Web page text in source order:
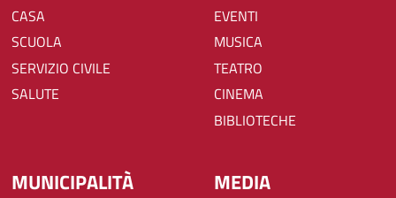
CASA
SCUOLA
SERVIZIO CIVILE
SALUTE
EVENTI
MUSICA
TEATRO
CINEMA
BIBLIOTECHE
MUNICIPALITÀ MEDIA